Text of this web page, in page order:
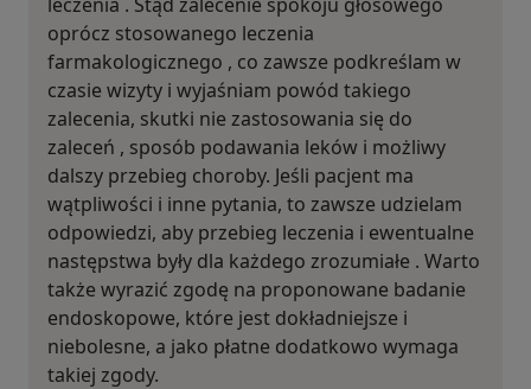
oprócz stosowanego leczenia
farmakologicznego , co zawsze podkreślam w
czasie wizyty i wyjaśniam powód takiego
zalecenia, skutki nie zastosowania się do
zaleceń , sposób podawania leków i możliwy
dalszy przebieg choroby. Jeśli pacjent ma
wątpliwości i inne pytania, to zawsze udzielam
odpowiedzi, aby przebieg leczenia i ewentualne
następstwa były dla każdego zrozumiałe . Warto
także wyrazić zgodę na proponowane badanie
endoskopowe, które jest dokładniejsze i
niebolesne, a jako płatne dodatkowo wymaga
takiej zgody.